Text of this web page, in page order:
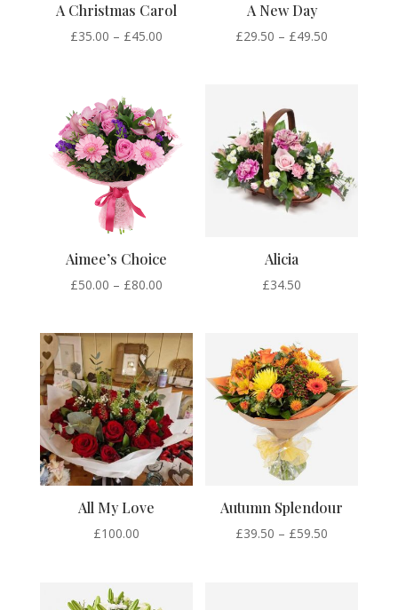
A Christmas Carol
£35.00 – £45.00Price
£45.00
A New Day
£29.50 – £49.50
Aimee’s Choice
£50.00 – £80.00Price
£50.00
through
£80.00
Alicia
£34.50
All My Love
£100.00
Autumn Splendour
£39.50 – £59.50